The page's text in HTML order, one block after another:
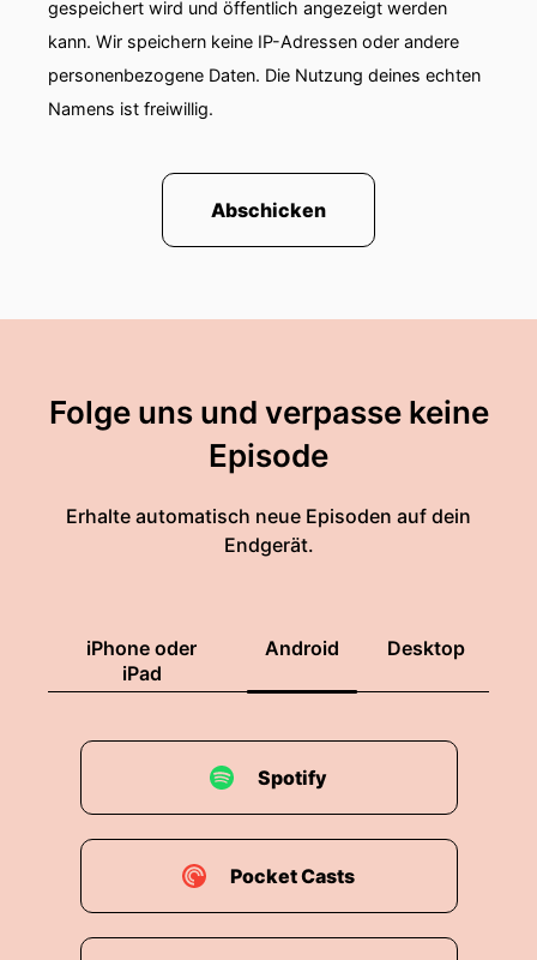
gespeichert wird und öffentlich angezeigt werden
kann. Wir speichern keine IP-Adressen oder andere
personenbezogene Daten. Die Nutzung deines echten
Namens ist freiwillig.
Abschicken
Folge uns und verpasse keine
Episode
Erhalte automatisch neue Episoden auf dein
Endgerät.
iPhone oder
iPad
Android Desktop
Spotify
Pocket Casts